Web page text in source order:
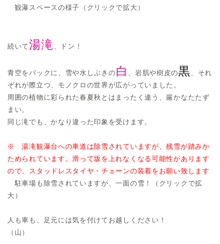
観瀑スペースの様子（クリックで拡大）
続いて湯滝 、ドン！
青空をバックに、雪や水しぶきの白 、岩肌や樹皮の黒
、それ
ぞれが際立つ、モノクロの世界が広がっていました。
周囲の植物に彩られた春夏秋とはまったく違う、厳かなたたず
まい。
同じ滝でも、かなり違った印象を受けます。
※ 湯滝観瀑台への車道は除雪されていますが、残雪が踏みか
ためられています。滑って坂を上れなくなる可能性があります
ので、スタッドレスタイヤ・チェーンの装着をお願い致します
駐車場も除雪されていますが、一面の雪！（クリックで拡
大）
人も車も、足元には気を付けてお越しください！
（山）